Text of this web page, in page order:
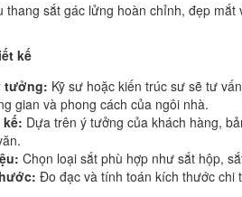
sắt gác lửng hoàn chỉnh, đẹp
kế
tưởng: Kỹ sư hoặc kiến trúc sư sẽ tư
gian và phong cách của ngôi nhà.
kế: Dựa trên ý tưởng của khách hàng,
Chọn loại sắt phù hợp như sắt hộp,
Đo đạc và tính toán kích thước chi